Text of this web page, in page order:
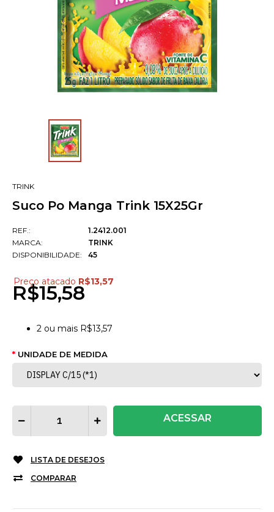
TRINK
Suco Po Manga Trink 15X25Gr
REF.:
MARCA:
DISPONIBILIDADE:
1.2412.001
TRINK
45
Preço atacado R$13,57
R$15,58
2 ou mais R$13,57
UNIDADE DE MEDIDA
ACESSAR
LISTA DE DESEJOS
COMPARAR